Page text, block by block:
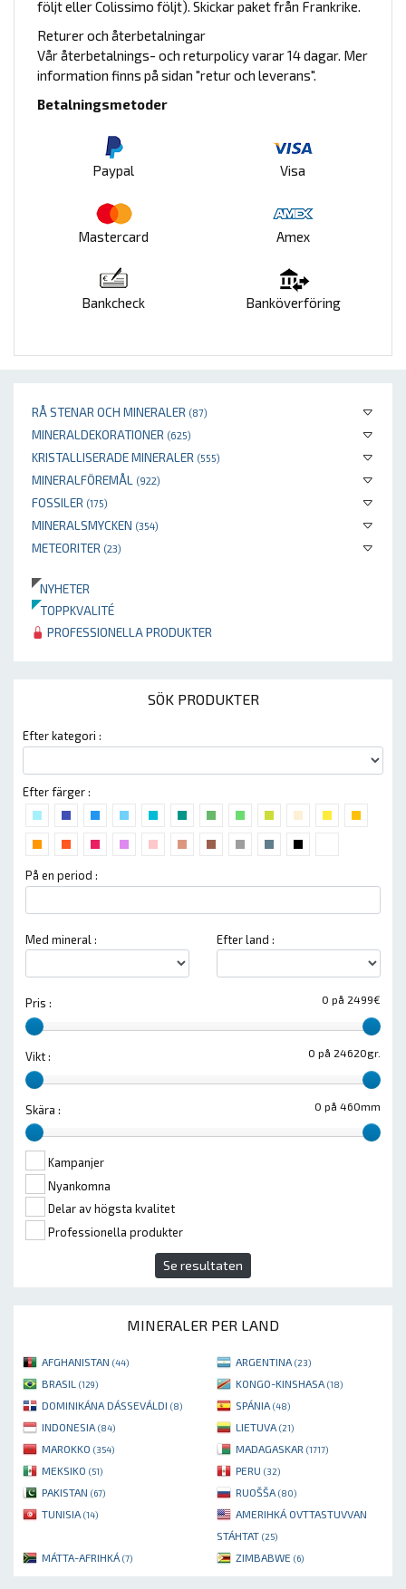
RÅ STENAR OCH MINERALER (87)
MINERALDEKORATIONER (625)
KRISTALLISERADE MINERALER (555)
MINERALFÖREMÅL (922)
FOSSILER (175)
MINERALSMYCKEN (354)
METEORITER (23)
NYHETER
TOPPKVALITÉ
PROFESSIONELLA PRODUKTER
SÖK PRODUKTER
Efter kategori :
Efter färger :
På en period :
Med mineral : Efter land :
0 på 2499€
Pris :
0 på 24620gr.
Vikt :
0 på 460mm
Skära :
Kampanjer
Nyankomna
Delar av högsta kvalitet
Professionella produkter
Se resultaten
MINERALER PER LAND
AFGHANISTAN (44) ARGENTINA (23)
BRASIL (129) KONGO-KINSHASA (18)
DOMINIKÁNA DÁSSEVÁLDI (8) SPÁNIA (48)
INDONESIA (84) LIETUVA (21)
MAROKKO (354) MADAGASKAR (1717)
MEKSIKO (51) PERU (32)
PAKISTAN (67) RUOŠŠA (80)
TUNISIA (14)
AMERIHKÁ OVTTASTUVVAN
STÁHTAT (25)
MÁTTA-AFRIHKÁ (7) ZIMBABWE (6)
följt eller Colissimo följt). Skickar paket från Frankrike.
Returer och återbetalningar
Vår återbetalnings- och returpolicy varar 14 dagar. Mer
information finns på sidan "retur och leverans".
Betalningsmetoder
Paypal Visa
Mastercard Amex
Bankcheck Banköverföring